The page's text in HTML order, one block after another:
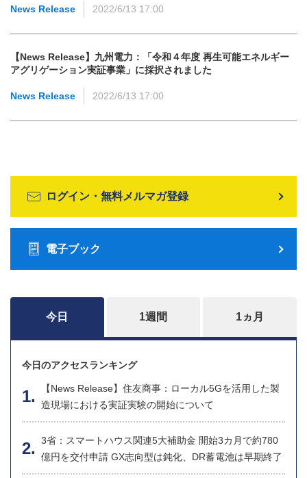
News Release 2022/6/13 17:00
【News Release】九州電力：「令和４年度 再生可能エネルギー
アグリゲーション実証事業」に採択されました
News Release 2022/6/13 17:00
ログイン・無料メルマガ登録
電子ブック
今日 1週間 1ヵ月
今日のアクセスランキング
【News Release】住友商事：ローカル5Gを活用した製
造現場における実証実験の開始について
3省：スマートハウス関連5大補助金 開始3カ月で約780
億円を交付申請 GX志向型は鈍化、DR蓄電池は早期終了